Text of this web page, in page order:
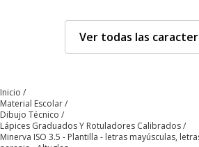
Características técnicas
Tamaño de letra de
la plantilla
Ver todas las
Inicio
Material Escolar
Dibujo Técnico
Lápices Graduados Y Rotuladores Calibrados
Minerva ISO 3.5 - Plantilla - letras mayúsculas,